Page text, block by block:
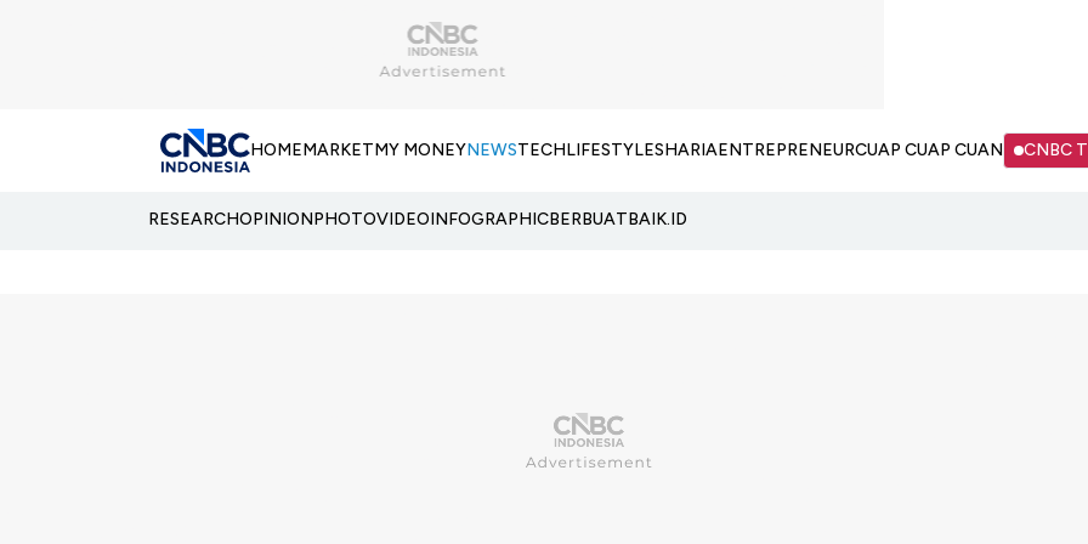
HOMEMARKETMY MONEYNEWSTECHLIFESTYLESHARIAENTREPRENEURCUAP CUAP CUAN CNBC
RESEARCHOPINIONPHOTOVIDEOINFOGRAPHICBERBUATBAIK.ID